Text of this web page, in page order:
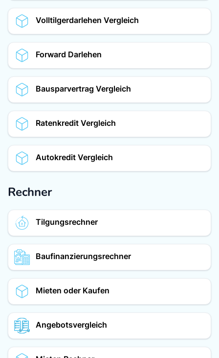
Volltilgerdarlehen Vergleich
Forward Darlehen
Bausparvertrag Vergleich
Ratenkredit Vergleich
Autokredit Vergleich
Rechner
Tilgungsrechner
Baufinanzierungsrechner
Mieten oder Kaufen
Angebotsvergleich